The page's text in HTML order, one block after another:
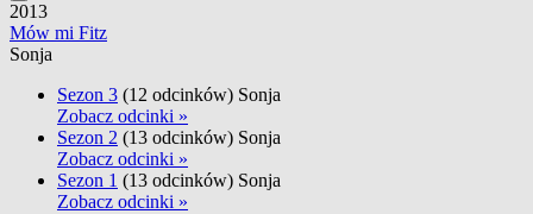
2013
Mów mi Fitz
Sonja
Sezon 3 (12 odcinków) Sonja
Zobacz odcinki »
Sezon 2 (13 odcinków) Sonja
Zobacz odcinki »
Sezon 1 (13 odcinków) Sonja
Zobacz odcinki »